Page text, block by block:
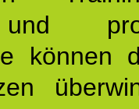
können